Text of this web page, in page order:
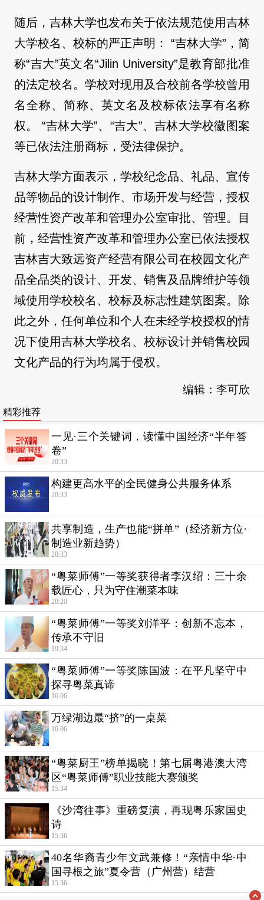
随后，吉林大学也发布关于依法规范使用吉林
大学校名、校标的严正声明： “吉林大学”，简
称“吉大”英文名“Jilin University”是教育部批准
的法定校名。学校对现用及合校前各学校曾用
名全称、简称、英文名及校标依法享有名称
权。 “吉林大学”、“吉大”、吉林大学校徽图案
等已依法注册商标，受法律保护。
吉林大学方面表示，学校纪念品、礼品、宣传
品等物品的设计制作、市场开发与经营，授权
经营性资产改革和管理办公室审批、管理。目
前，经营性资产改革和管理办公室已依法授权
吉林吉大致远资产经营有限公司在校园文化产
品全品类的设计、开发、销售及品牌维护等领
域使用学校校名、校标及标志性建筑图案。除
此之外，任何单位和个人在未经学校授权的情
况下使用吉林大学校名、校标设计并销售校园
文化产品的行为均属于侵权。
编辑：李可欣
精彩推荐